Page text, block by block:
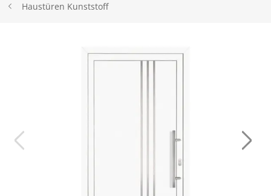
Haustüren Kunststoff